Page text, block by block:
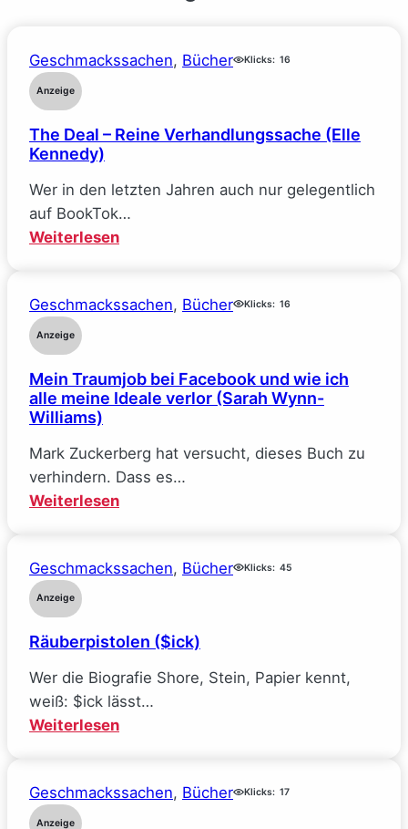
Geschmackssachen, Bücher Klicks: 16
Anzeige
The Deal – Reine Verhandlungssache (Elle
Kennedy)
Wer in den letzten Jahren auch nur gelegentlich
auf BookTok…
Weiterlesen:
–
(Elle
Kennedy)
Geschmackssachen, Bücher Klicks: 16
Anzeige
Mein Traumjob bei Facebook und wie ich
alle meine Ideale verlor (Sarah Wynn-
Williams)
Mark Zuckerberg hat versucht, dieses Buch zu
verhindern. Dass es…
Weiterlesen:
bei
wie
alle
meine
Ideale
(Sarah
Geschmackssachen, Bücher Klicks: 45
Anzeige
Räuberpistolen ($ick)
Wer die Biografie Shore, Stein, Papier kennt,
weiß: $ick lässt…
Weiterlesen:
Geschmackssachen, Bücher Klicks: 17
Anzeige